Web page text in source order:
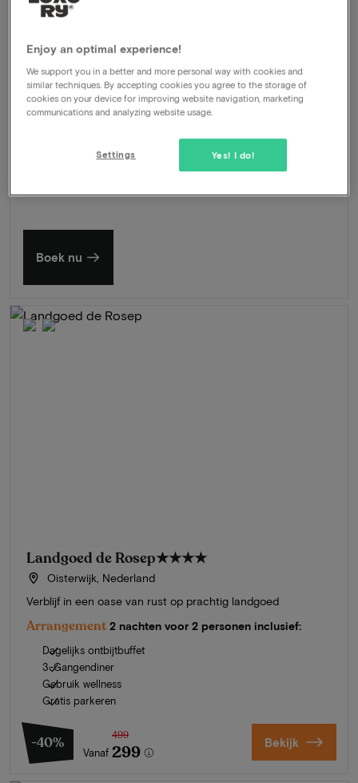
Gebruik wellness
-48%
Vanaf 169 Bekijk
Ontdek onze mooiste hotels
Boek nu
Landgoed de Rosep★★★★
Oisterwijk, Nederland
Verblijf in een oase van rust op prachtig landgoed
Arrangement 2 nachten voor 2 personen inclusief:
Dagelijks ontbijtbuffet
3-Gangendiner
Gebruik wellness
Gratis parkeren
-40%
Vanaf
499
299 Bekijk
Enjoy an optimal experience!
We support you in a better and more personal way with cookies and
similar techniques. By accepting cookies you agree to the storage of
cookies on your device for improving website navigation, marketing
communications and analyzing website usage.
Yes! I do!
Settings